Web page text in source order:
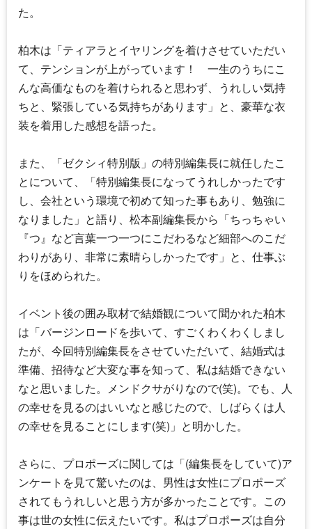
た。
柏木は「ティアラとイヤリングを着けさせていただい
て、テンションが上がっています！ 一生のうちにこ
んな高価なものを着けられると思わず、うれしい気持
ちと、緊張している気持ちがあります」と、豪華な衣
装を着用した感想を語った。
また、「ゼクシィ特別版」の特別編集長に就任したこ
とについて、「特別編集長になってうれしかったです
し、会社という環境で初めて知った事もあり、勉強に
なりました」と語り、松本副編集長から「ちっちゃい
『つ』など言葉一つ一つにこだわるなど細部へのこだ
わりがあり、非常に素晴らしかったです」と、仕事ぶ
りをほめられた。
イベント後の囲み取材で結婚観について聞かれた柏木
は「バージンロードを歩いて、すごくわくわくしまし
たが、今回特別編集長をさせていただいて、結婚式は
準備、招待など大変な事を知って、私は結婚できない
なと思いました。メンドクサがりなので(笑)。でも、人
の幸せを見るのはいいなと感じたので、しばらくは人
の幸せを見ることにします(笑)」と明かした。
さらに、プロポーズに関しては「(編集長をしていて)ア
ンケートを見て驚いたのは、男性は女性にプロポーズ
されてもうれしいと思う方が多かったことです。この
事は世の女性に伝えたいです。私はプロポーズは自分